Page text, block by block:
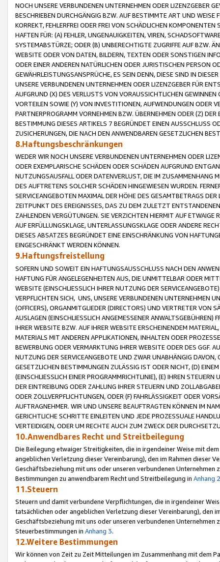
NOCH UNSERE VERBUNDENEN UNTERNEHMEN ODER LIZENZGEBER
BESCHRIEBEN DURCHGÄNGIG BZW. AUF BESTIMMTE ART UND
KORREKT, FEHLERFREI ODER FREI VON SCHÄDLICHEN
HAFTEN FÜR: (A) FEHLER, UNGENAUIGKEITEN, VIREN,
SYSTEMABSTÜRZE; ODER (B) UNBERECHTIGTE ZUGRIFFE AUF BZW.
WEBSITE ODER VON DATEN, BILDERN, TEXTEN ODER SONSTIGEN
ODER EINER ANDEREN NATÜRLICHEN ODER JURISTISCHEN PERSON
GEWÄHRLEISTUNGSANSPRÜCHE, ES SEIN DENN, DIESE SIND IN
UNSERE VERBUNDENEN UNTERNEHMEN ODER LIZENZGEBER FÜR
AUFGRUND (X) DES VERLUSTS VON VORAUSSICHTLICHEN
VORTEILEN SOWIE (Y) VON INVESTITIONEN, AUFWENDUNGEN ODER
PARTNERPROGRAMM VORNEHMEN BZW. ÜBERNEHMEN ODER (Z)
BESTIMMUNG DIESES ARTIKELS 7 BEGRÜNDET EINEN AUSSCHLUSS
ZUSICHERUNGEN, DIE NACH DEN ANWENDBAREN GESETZLICHEN
8.Haftungsbeschränkungen
WEDER WIR NOCH UNSERE VERBUNDENEN UNTERNEHMEN ODER
ODER EXEMPLARISCHE SCHÄDEN ODER SCHÄDEN AUFGRUND
NUTZUNGSAUSFALL ODER DATENVERLUST, DIE IM ZUSAMMENHANG
DES AUFTRETENS SOLCHER SCHÄDEN HINGEWIESEN WURDEN.
SERVICEANGEBOTEN MAXIMAL DER HÖHE DES GESAMTBETRAGS
ZEITPUNKT DES EREIGNISSES, DAS ZU DEM ZULETZT
ZAHLENDEN VERGÜTUNGEN. SIE VERZICHTEN HIERMIT AUF
AUF ERFÜLLUNGSKLAGE, UNTERLASSUNGSKLAGE ODER ANDERE
DIESES ABSATZES BEGRÜNDET EINE EINSCHRÄNKUNG VON
EINGESCHRÄNKT WERDEN KÖNNEN.
9.Haftungsfreistellung
SOFERN UND SOWEIT EIN HAFTUNGSAUSSCHLUSS NACH DEN
HAFTUNG FÜR ANGELEGENHEITEN AUS, DIE UNMITTELBAR ODER
WEBSITE (EINSCHLIESSLICH IHRER NUTZUNG DER
VERPFLICHTEN SICH, UNS, UNSERE VERBUNDENEN UNTERNEHMEN
(OFFICERS), ORGANMITGLIEDER (DIRECTORS) UND VERTRETER VON
AUSLAGEN (EINSCHLIESSLICH ANGEMESSENER
IHRER WEBSITE BZW. AUF IHRER WEBSITE ERSCHEINENDEM
MATERIALS MIT ANDEREN APPLIKATIONEN, INHALTEN ODER
BEWERBUNG ODER VERMARKTUNG IHRER WEBSITE ODER DES GGF.
NUTZUNG DER SERVICEANGEBOTE UND ZWAR UNABHÄNGIG
GESETZLICHEN BESTIMMUNGEN ZULÄSSIG IST ODER NICHT, (D)
(EINSCHLIESSLICH EINER PROGRAMMRICHTLINIE), (E) IHREN
DER EINTREIBUNG ODER ZAHLUNG IHRER STEUERN UND
ODER ZOLLVERPFLICHTUNGEN, ODER (F) FAHRLÄSSIGKEIT ODER
AUFTRAGNEHMER. WIR UND UNSERE BEAUFTRAGTEN KÖNNEN IM
GERICHTLICHE SCHRITTE EINLEITEN UND JEDE PROZESSUALE
VERTEIDIGEN, ODER UM RECHTE AUCH ZUM ZWECK DER
10.Anwendbares Recht und Streitbeilegung
Die Beilegung etwaiger Streitigkeiten, die in irgendeiner Weise mit
angeblichen Verletzung dieser Vereinbarung), den im Rahmen dieser
Geschäftsbeziehung mit uns oder unseren verbundenen
Bestimmungen zu anwendbarem Recht und Streitbeilegung in Anhang 2
11.Steuern
Steuern und damit verbundene Verpflichtungen, die in irgendeiner
tatsächlichen oder angeblichen Verletzung dieser Vereinbarung), den
Geschäftsbeziehung mit uns oder unseren verbundenen
Steuerbestimmungen in Anhang 3.
12.Weitere Bestimmungen
Wir können von Zeit zu Zeit Mitteilungen im Zusammenhang mit dem